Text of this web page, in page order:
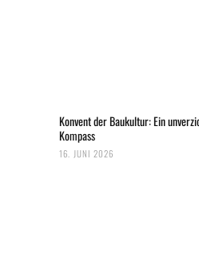
Konvent der Baukultur: Ein
Kompass
16. JUNI 2026